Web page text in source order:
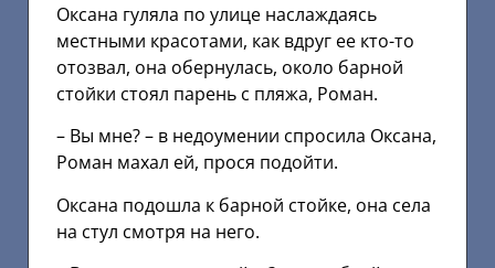
Оксана гуляла по улице наслаждаясь
местными красотами, как вдруг ее кто-то
отозвал, она обернулась, около барной
стойки стоял парень с пляжа, Роман.
– Вы мне? – в недоумении спросила Оксана,
Роман махал ей, прося подойти.
Оксана подошла к барной стойке, она села
на стул смотря на него.